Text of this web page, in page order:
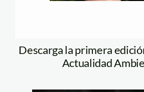
Descarga la primera
Actualidad